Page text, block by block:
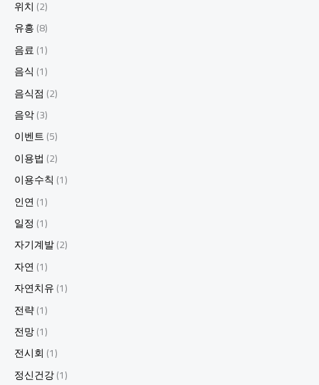
위치 (2)
유흥(8)
음료(1)
음식 (1)
음식점 (2)
음악(3)
이벤트(5)
이용법 (2)
이용수칙 (1)
인연(1)
일정 (1)
자기계발(2)
자연(1)
자연치유(1)
전략(1)
전망(1)
전시회 (1)
정신건강(1)